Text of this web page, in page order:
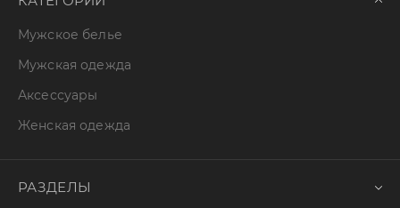
Мужское белье
Мужская одежда
Аксессуары
Женская одежда
РАЗДЕЛЫ